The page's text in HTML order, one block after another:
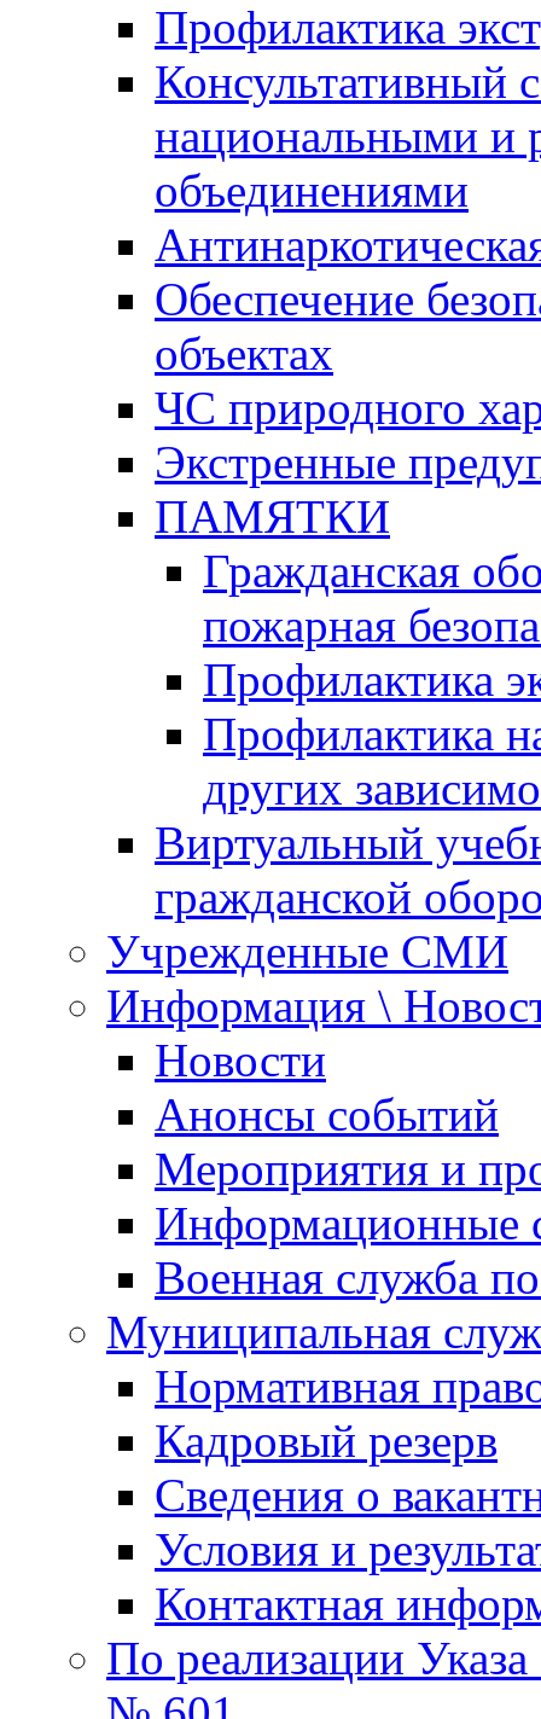
Профилактика
Консультативный
национальными и
объединениями
Обеспечение
объектах
ЧС природного
Экстренные
ПАМЯТКИ
Гражданская
пожарная
Профилактика
Профилактика
других
Виртуальный
гражданской
Учрежденные СМИ
Информация \
Новости
Анонсы событий
Мероприятия и
Информационные
Военная служба
Муниципальная
Нормативная
Кадровый резерв
Сведения о
Условия и
Контактная
По реализации